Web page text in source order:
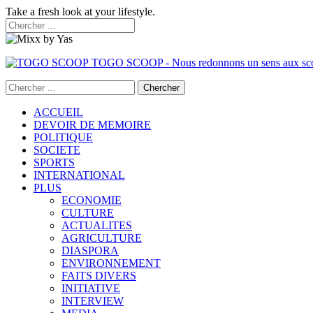
Take a fresh look at your lifestyle.
TOGO SCOOP - Nous redonnons un sens aux
ACCUEIL
DEVOIR DE MEMOIRE
POLITIQUE
SOCIETE
SPORTS
INTERNATIONAL
PLUS
ECONOMIE
CULTURE
ACTUALITES
AGRICULTURE
DIASPORA
ENVIRONNEMENT
FAITS DIVERS
INITIATIVE
INTERVIEW